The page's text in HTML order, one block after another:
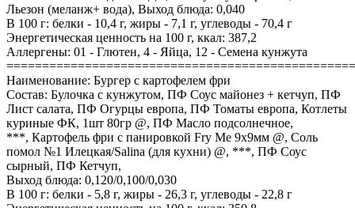
Льезон (меланж+ вода), Выход блюда: 0,040
В 100 г: белки - 10,4 г, жиры - 7,1 г, углеводы - 70,4 г
Энергетическая ценность на 100 г, ккал: 387,2
Аллергены: 01 - Глютен, 4 - Яйца, 12 - Семена кунжута
Наименование: Бургер с картофелем фри
Состав: Булочка с кунжутом, ПФ Соус майонез + кетчуп, ПФ
Лист салата, ПФ Огурцы европа, ПФ Томаты европа, Котлеты
куриные ФК, 1шт 80гр @, ПФ Масло подсолнечное,
***, Картофель фри с панировкой Fry Me 9х9мм @, Соль
помол №1 Илецкая/Salina (для кухни) @, ***, ПФ Соус
сырный, ПФ Кетчуп,
Выход блюда: 0,120/0,100/0,030
В 100 г: белки - 5,8 г, жиры - 26,3 г, углеводы - 22,8 г